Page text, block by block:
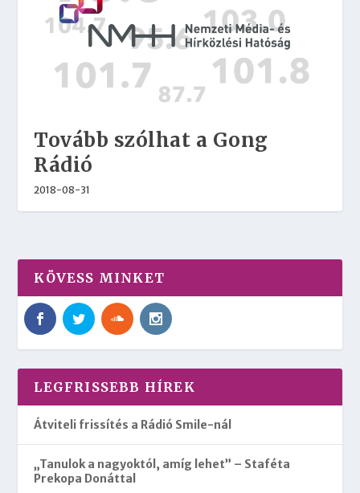
Tovább szólhat a Gong
Rádió
2018-08-31
KÖVESS MINKET
LEGFRISSEBB HÍREK
Átviteli frissítés a Rádió Smile-nál
„Tanulok a nagyoktól, amíg lehet” – Staféta
Prekopa Donáttal